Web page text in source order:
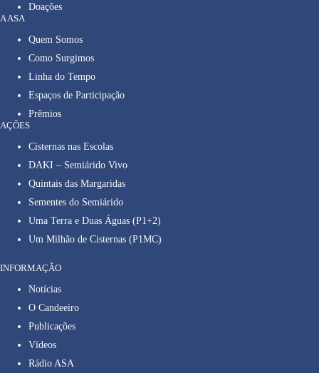
Doações
A ASA
Quem Somos
Como Surgimos
Linha do Tempo
Espaços de Participação
Prêmios
AÇÕES
Cisternas nas Escolas
DAKI – Semiárido Vivo
Quintais das Margaridas
Sementes do Semiárido
Uma Terra e Duas Águas (P1+2)
Um Milhão de Cisternas (P1MC)
INFORMAÇÃO
Notícias
O Candeeiro
Publicações
Vídeos
Rádio ASA